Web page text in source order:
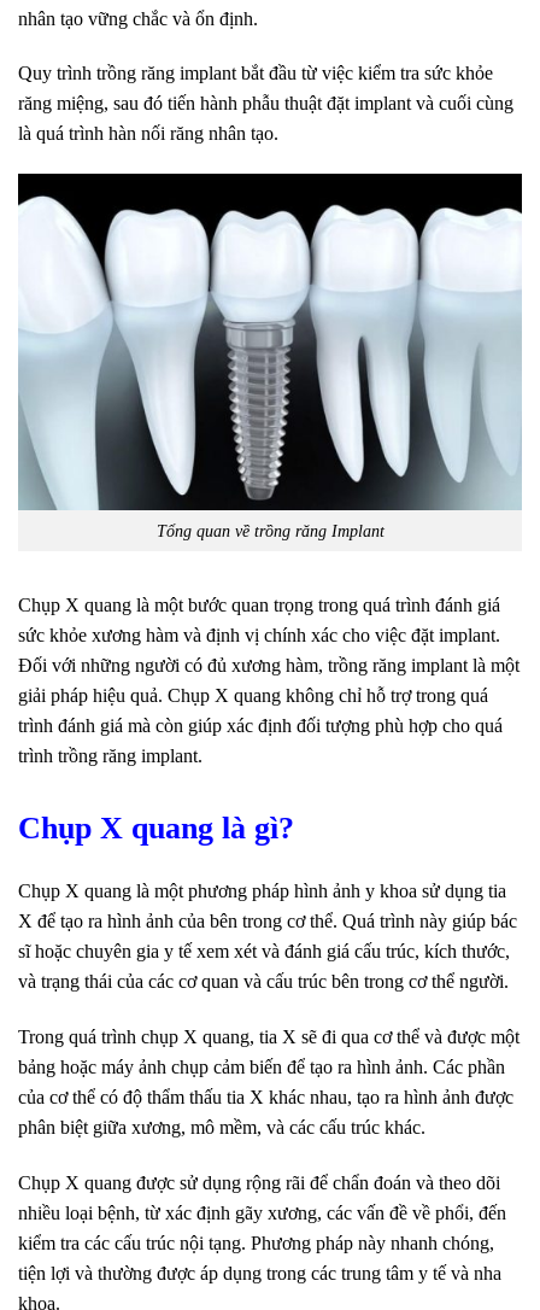
nhân tạo vững chắc và ổn định.
Quy trình trồng răng implant bắt đầu từ việc kiểm tra sức khỏe
răng miệng, sau đó tiến hành phẫu thuật đặt implant và cuối cùng
là quá trình hàn nối răng nhân tạo.
Tổng quan về trồng răng Implant
Chụp X quang là một bước quan trọng trong quá trình đánh giá
sức khỏe xương hàm và định vị chính xác cho việc đặt implant.
Đối với những người có đủ xương hàm, trồng răng implant là một
giải pháp hiệu quả. Chụp X quang không chỉ hỗ trợ trong quá
trình đánh giá mà còn giúp xác định đối tượng phù hợp cho quá
trình trồng răng implant.
Chụp X quang là gì?
Chụp X quang là một phương pháp hình ảnh y khoa sử dụng tia
X để tạo ra hình ảnh của bên trong cơ thể. Quá trình này giúp bác
sĩ hoặc chuyên gia y tế xem xét và đánh giá cấu trúc, kích thước,
và trạng thái của các cơ quan và cấu trúc bên trong cơ thể người.
Trong quá trình chụp X quang, tia X sẽ đi qua cơ thể và được một
bảng hoặc máy ảnh chụp cảm biến để tạo ra hình ảnh. Các phần
của cơ thể có độ thẩm thấu tia X khác nhau, tạo ra hình ảnh được
phân biệt giữa xương, mô mềm, và các cấu trúc khác.
Chụp X quang được sử dụng rộng rãi để chẩn đoán và theo dõi
nhiều loại bệnh, từ xác định gãy xương, các vấn đề về phổi, đến
kiểm tra các cấu trúc nội tạng. Phương pháp này nhanh chóng,
tiện lợi và thường được áp dụng trong các trung tâm y tế và nha
khoa.